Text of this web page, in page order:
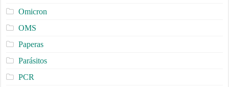
Omicron
OMS
Paperas
Parásitos
PCR